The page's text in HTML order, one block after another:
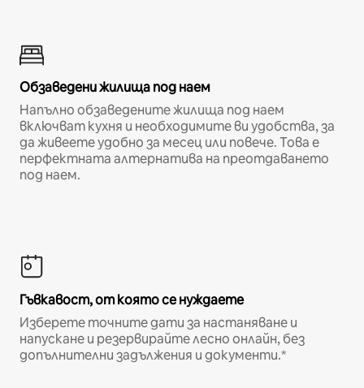
Обзаведени жилища под наем
Напълно обзаведените жилища под наем
включват кухня и необходимите ви удобства, за
да живеете удобно за месец или повече. Това е
перфектната алтернатива на преотдаването
под наем.
Гъвкавост, от която се нуждаете
Изберете точните дати за настаняване и
напускане и резервирайте лесно онлайн, без
допълнителни задължения и документи.*